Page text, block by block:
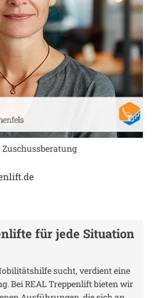
für jede Situation
sucht, verdient eine
Bei REAL Treppenlift bieten wir